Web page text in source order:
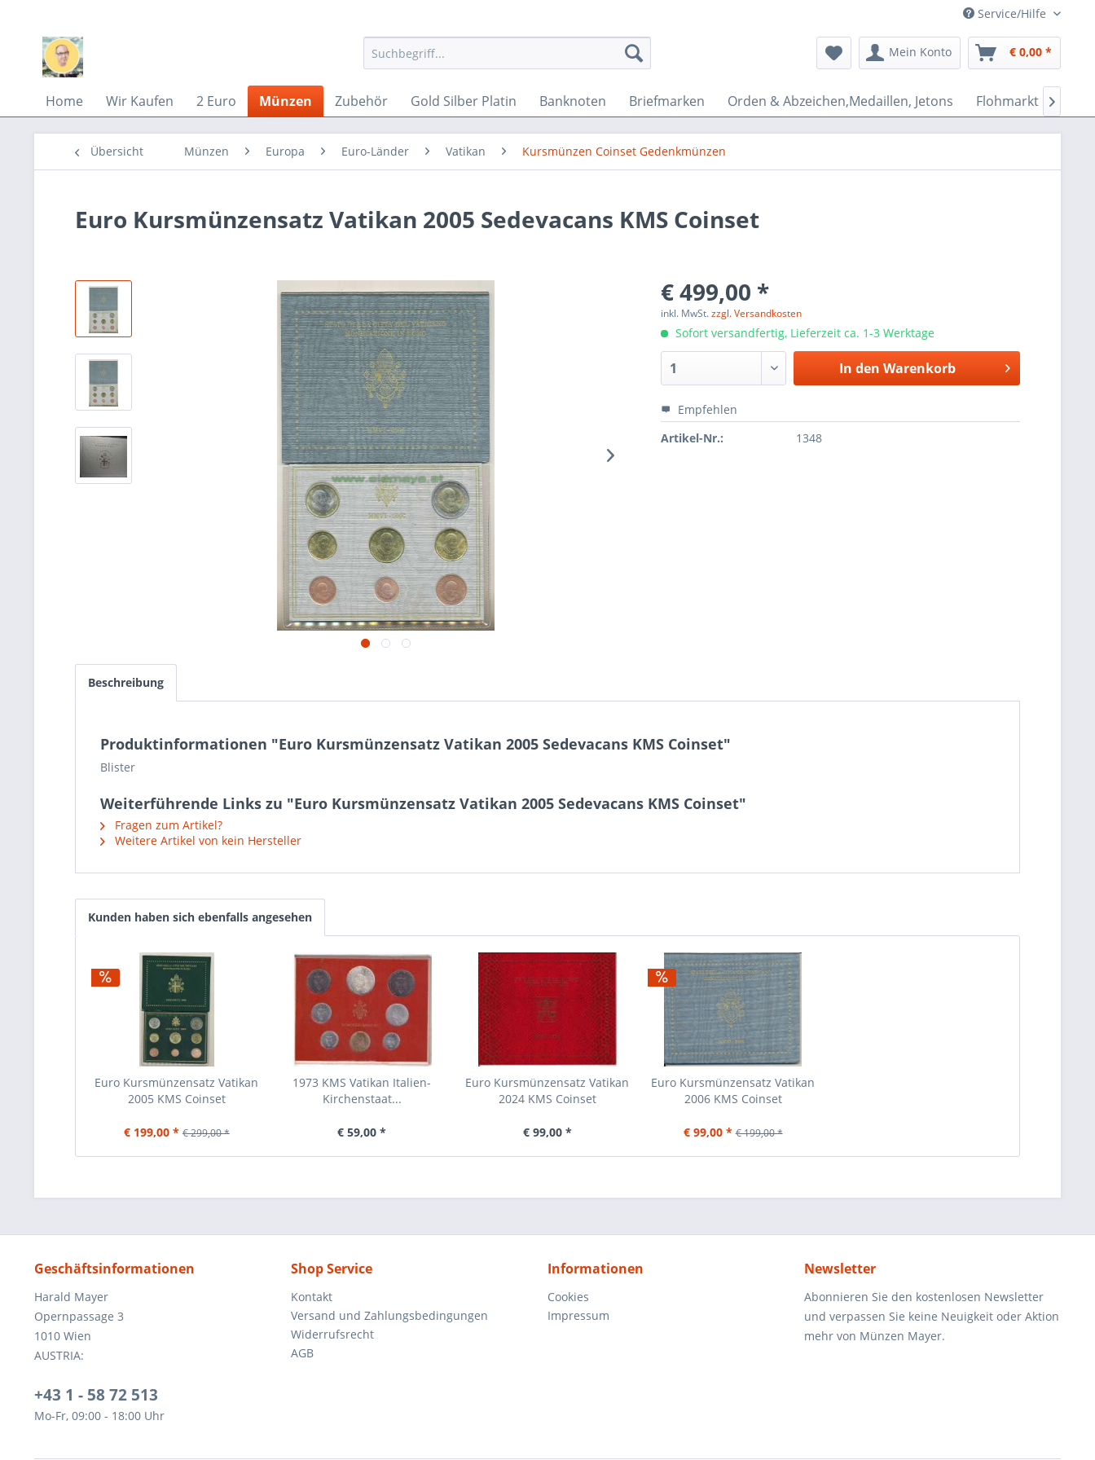
Service/Hilfe
Mein Konto € 0,00 *
Home Wir Kaufen 2 Euro Münzen Zubehör Gold Silber Platin Banknoten Briefmarken Orden & Abzeichen,Medaillen, Jetons Flohmarkt Bazar

Übersicht Münzen Europa Euro-Länder Vatikan Kursmünzen Coinset Gedenkmünzen
Euro Kursmünzensatz Vatikan 2005 Sedevacans KMS Coinset
€ 499,00 *
inkl. MwSt.zzgl. Versandkosten
Sofort versandfertig, Lieferzeit ca. 1-3 Werktage
In den Warenkorb
Empfehlen
Artikel-Nr.:
1348
Beschreibung
Produktinformationen "Euro Kursmünzensatz Vatikan 2005 Sedevacans KMS Coinset"
Blister
Weiterführende Links zu "Euro Kursmünzensatz Vatikan 2005 Sedevacans KMS Coinset"
Fragen zum Artikel?
Weitere Artikel von kein Hersteller
Kunden haben sich ebenfalls angesehen
Euro Kursmünzensatz Vatikan
2005 KMS Coinset
€ 199,00 * € 299,00 *
1973 KMS Vatikan Italien-
Kirchenstaat...
€ 59,00 *
Euro Kursmünzensatz Vatikan
2024 KMS Coinset
€ 99,00 *
Euro Kursmünzensatz Vatikan
2006 KMS Coinset
€ 99,00 * € 199,00 *
Geschäftsinformationen
Harald Mayer
Opernpassage 3
1010 Wien
AUSTRIA:
+43 1 - 58 72 513
Mo-Fr, 09:00 - 18:00 Uhr
Shop Service
Kontakt
Versand und Zahlungsbedingungen
Widerrufsrecht
AGB
Informationen
Cookies
Impressum
Newsletter
Abonnieren Sie den kostenlosen Newsletter
und verpassen Sie keine Neuigkeit oder Aktion
mehr von Münzen Mayer.